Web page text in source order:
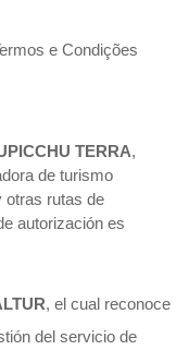
e Condições
TERRA,
de turismo
otras rutas de
autorización es
, el cual reconoce
del servicio de